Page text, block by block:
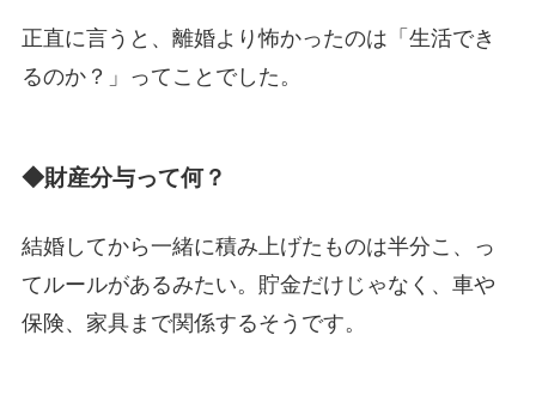
正直に言うと、離婚より怖かったのは「生活でき
るのか？」ってことでした。
◆財産分与って何？
結婚してから一緒に積み上げたものは半分こ、っ
てルールがあるみたい。貯金だけじゃなく、車や
保険、家具まで関係するそうです。